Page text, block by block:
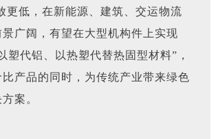
更低，在新能源、建筑、交运物流
广阔，有望在大型机构件上实现
塑代铝、以热塑代替热固型材料”，
产品的同时，为传统产业带来绿色
案。